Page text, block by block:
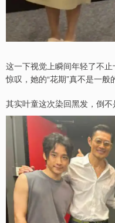
这一下视觉上瞬间年轻了不
惊叹，她的“花期”真不是一般
其实叶童这次染回黑发，倒不